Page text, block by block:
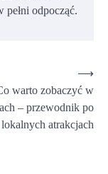
pełni odpocząć.
warto zobaczyć w
– przewodnik po
lokalnych atrakcjach
⟶